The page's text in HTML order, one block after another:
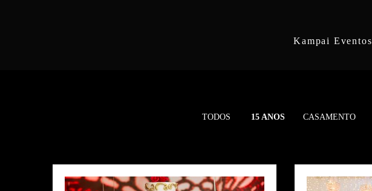
Kampai Eventos
TODOS 15 ANOS CASAMENTO